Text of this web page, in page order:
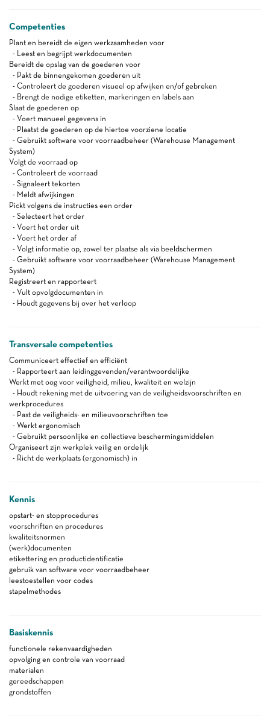
Competenties
Plant en bereidt de eigen werkzaamheden voor
- Leest en begrijpt werkdocumenten
Bereidt de opslag van de goederen voor
- Pakt de binnengekomen goederen uit
- Controleert de goederen visueel op afwijken en/of gebreken
- Brengt de nodige etiketten, markeringen en labels aan
Slaat de goederen op
- Voert manueel gegevens in
- Plaatst de goederen op de hiertoe voorziene locatie
- Gebruikt software voor voorraadbeheer (Warehouse Management
System)
Volgt de voorraad op
- Controleert de voorraad
- Signaleert tekorten
- Meldt afwijkingen
Pickt volgens de instructies een order
- Selecteert het order
- Voert het order uit
- Voert het order af
- Volgt informatie op, zowel ter plaatse als via beeldschermen
- Gebruikt software voor voorraadbeheer (Warehouse Management
System)
Registreert en rapporteert
- Vult opvolgdocumenten in
- Houdt gegevens bij over het verloop
Transversale competenties
Communiceert effectief en efficiënt
- Rapporteert aan leidinggevenden/verantwoordelijke
Werkt met oog voor veiligheid, milieu, kwaliteit en welzijn
- Houdt rekening met de uitvoering van de veiligheidsvoorschriften en
werkprocedures
- Past de veiligheids- en milieuvoorschriften toe
- Werkt ergonomisch
- Gebruikt persoonlijke en collectieve beschermingsmiddelen
Organiseert zijn werkplek veilig en ordelijk
- Richt de werkplaats (ergonomisch) in
Kennis
opstart- en stopprocedures
voorschriften en procedures
kwaliteitsnormen
(werk)documenten
etikettering en productidentificatie
gebruik van software voor voorraadbeheer
leestoestellen voor codes
stapelmethodes
Basiskennis
functionele rekenvaardigheden
opvolging en controle van voorraad
materialen
gereedschappen
grondstoffen